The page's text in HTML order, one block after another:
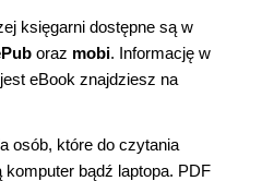
księgarni dostępne są w
oraz mobi. Informację w
eBook znajdziesz na
osób, które do czytania
bądź laptopa. PDF